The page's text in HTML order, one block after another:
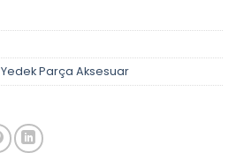
Yedek Parça Aksesuar